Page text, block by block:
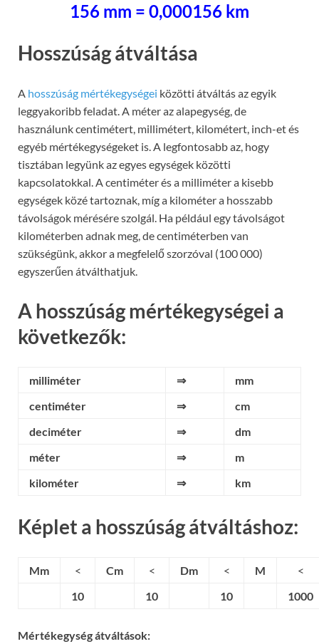
156 mm = 0,000156 km
Hosszúság átváltása
A hosszúság mértékegységei közötti átváltás az egyik
leggyakoribb feladat. A méter az alapegység, de
használunk centimétert, millimétert, kilométert, inch-et és
egyéb mértékegységeket is. A legfontosabb az, hogy
tisztában legyünk az egyes egységek közötti
kapcsolatokkal. A centiméter és a milliméter a kisebb
egységek közé tartoznak, míg a kilométer a hosszabb
távolságok mérésére szolgál. Ha például egy távolságot
kilométerben adnak meg, de centiméterben van
szükségünk, akkor a megfelelő szorzóval (100 000)
egyszerűen átválthatjuk.
A hosszúság mértékegységei a
következők:
milliméter ⇒
mm
centiméter
⇒
cm
deciméter
⇒
dm
méter
⇒
m
kilométer
⇒ km
Képlet a hosszúság átváltáshoz:
Mm < Cm < Dm < M
<
10
10 10 1000
Mértékegység átváltások: